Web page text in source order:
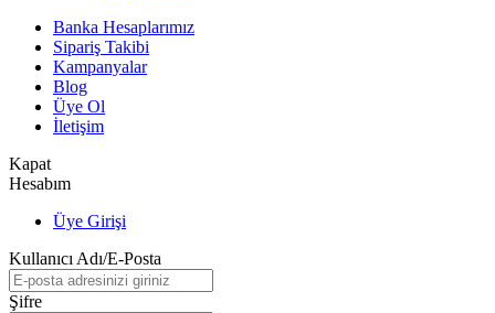
Banka Hesaplarımız
Sipariş Takibi
Kampanyalar
Blog
Üye Ol
İletişim
Kapat
Hesabım
Üye Girişi
Kullanıcı Adı/E-Posta
Şifre